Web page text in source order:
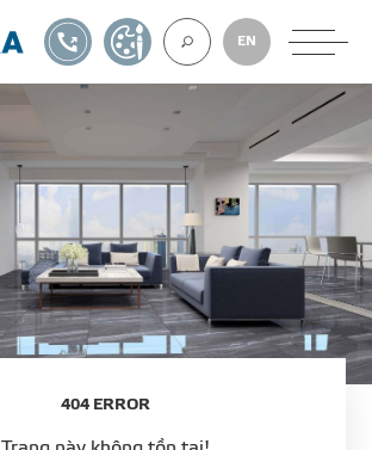
VỀ CHÚNG
GẠCH ỐP LÁT
BÊ TÔNG KHÍ
EN
1900561582TỰ THIẾT KẾ
404 ERROR